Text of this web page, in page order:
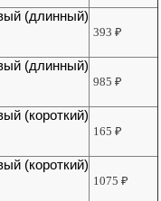
(длинный)
393₽
(длинный)
985₽
(короткий)
165₽
(короткий)
1075₽